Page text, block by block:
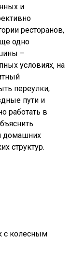
и
ресторанов,
одно
–
условиях, на
переулки,
пути и
работать в
домашних
структур.
с колесным